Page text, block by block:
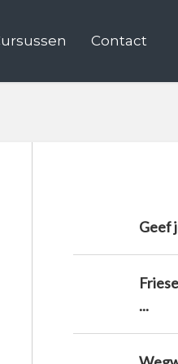
Contact
Geef
...